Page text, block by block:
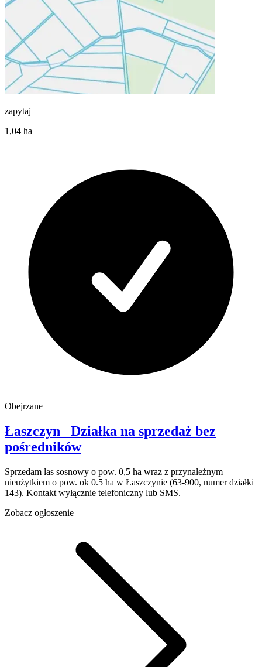
zapytaj
1,04 ha
Obejrzane
Łaszczyn Działka na sprzedaż bez
pośredników
Sprzedam las sosnowy o pow. 0,5 ha wraz z przynależnym
nieużytkiem o pow. ok 0.5 ha w Łaszczynie (63-900, numer działki
143). Kontakt wyłącznie telefoniczny lub SMS.
Zobacz ogłoszenie